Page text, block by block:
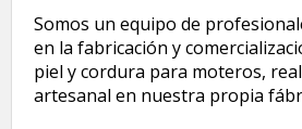
Somos un equipo de
en la fabricación y
piel y cordura para moteros,
artesanal en nuestra propia